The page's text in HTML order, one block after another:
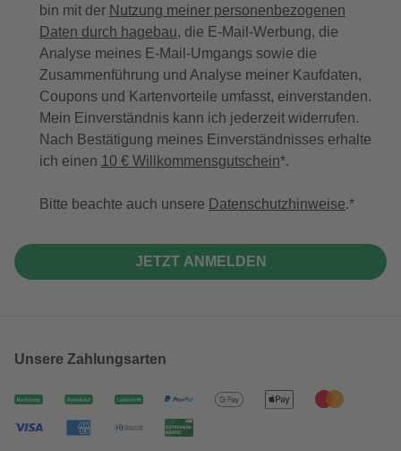
bin mit der Nutzung meiner personenbezogenen
Daten durch hagebau, die E-Mail-Werbung, die
Analyse meines E-Mail-Umgangs sowie die
Zusammenführung und Analyse meiner Kaufdaten,
Coupons und Kartenvorteile umfasst, einverstanden.
Mein Einverständnis kann ich jederzeit widerrufen.
Nach Bestätigung meines Einverständnisses erhalte
ich einen 10 € Willkommensgutschein*.
Bitte beachte auch unsere Datenschutzhinweise.
JETZT ANMELDEN
Unsere Zahlungsarten